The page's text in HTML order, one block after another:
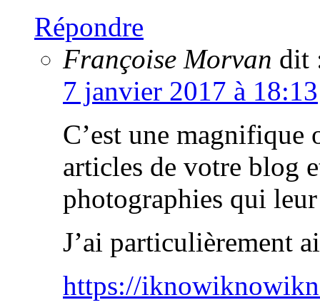
Répondre
Françoise Morvan dit
7 janvier 2017 à 18:13
C’est une
articles de votre blog
photographies qui
J’ai particulièrement
https://